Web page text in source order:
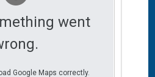
went
Google Maps correctly.